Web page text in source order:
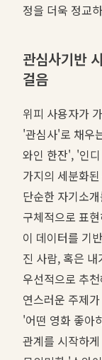
정을 더욱 정교
관심사기반
걸음
위피 사용자가
'관심사'로 채우
와인 한잔', '인
가지의 세분화
단순한 자기소
구체적으로 표
이 데이터를 기
진 사람, 혹은
우선적으로 추
연스러운 주제
'어떤 영화 좋아
관계를 시작하